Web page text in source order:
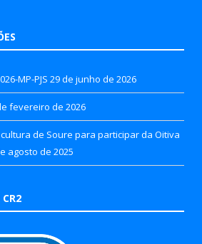
MP-PJS 29 de junho de 2026
fevereiro de 2026
de Soure para participar da Oitiva
agosto de 2025